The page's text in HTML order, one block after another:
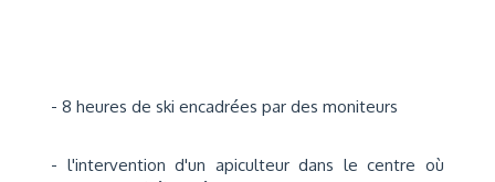
- 8 heures de ski encadrées par des moniteurs
- l'intervention d'un apiculteur dans le centre où